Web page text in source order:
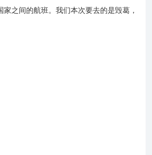
之间的航班。我们本次要去的是毁葛，